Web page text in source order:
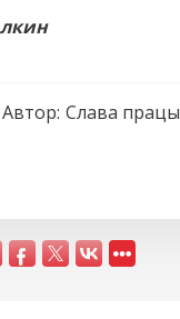
Автор: Слава працы